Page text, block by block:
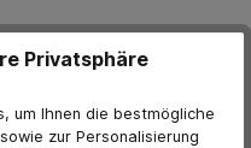
5 Sternen
Privatsphäre
um Ihnen die bestmögliche
zur Personalisierung